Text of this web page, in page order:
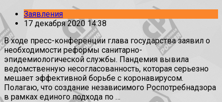
Заявления
17 декабря 2020 14:38
В ходе пресс-конференции глава государства заявил о
необходимости реформы санитарно-
эпидемиологической службы. Пандемия вывила
ведомственную несогласованность, которая серьезно
мешает эффективной борьбе с коронавирусом.
Полагаю, что создание независимого Роспотребнадзора
в рамках единого подхода по …